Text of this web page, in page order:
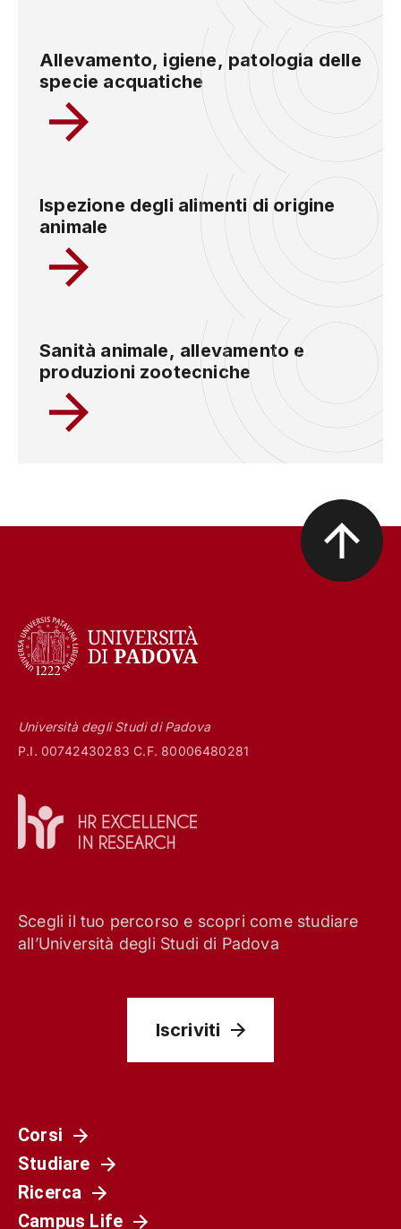
Allevamento, igiene, patologia delle
specie acquatiche
Ispezione degli alimenti di origine
animale
Sanità animale, allevamento e
produzioni zootecniche
Università degli Studi di Padova
P.I. 00742430283 C.F. 80006480281
Scegli il tuo percorso e scopri come studiare
all’Università degli Studi di Padova
Iscriviti
Corsi
Studiare
Ricerca
Campus Life